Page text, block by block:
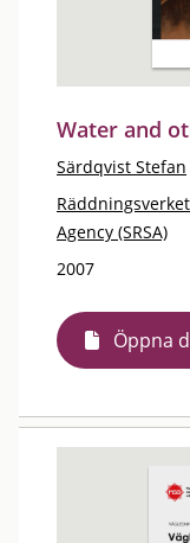
Water and
Särdqvist Stefan
Räddningsverket
Agency (SRSA)
2007
Öppna